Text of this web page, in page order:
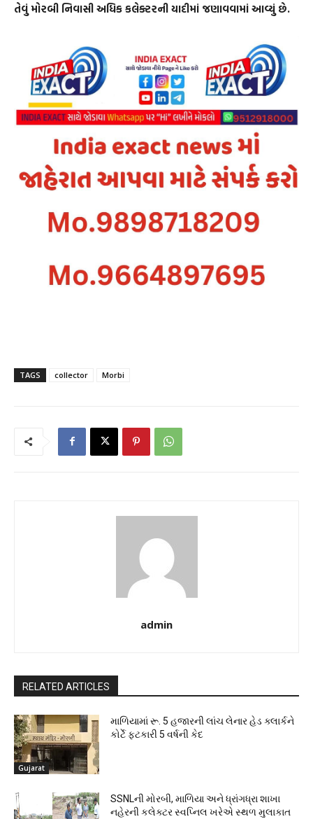
તેવું મોરબી નિવાસી અધિક કલેક્ટરની યાદીમાં જણાવવામાં આવ્યું છે.
TAGS collector Morbi
admin
RELATED ARTICLES
Gujarat
માળિયામાં રૂ. 5 હજારની લાંચ લેનાર હેડ ક્લાર્કને
કોર્ટે ફટકારી 5 વર્ષની કેદ
SSNLની મોરબી, માળિયા અને ધ્રાંગધ્રા શાખા
નહેરની કલેક્ટર સ્વપ્નિલ ખરેએ સ્થળ મુલાકાત